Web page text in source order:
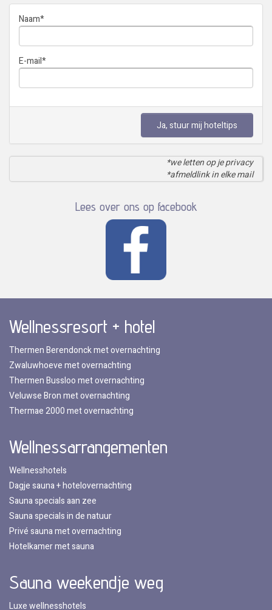
Naam*
E-mail*
Ja, stuur mij hoteltips
*we letten op je privacy
*afmeldlink in elke mail
Lees over ons op facebook
Wellnessresort + hotel
Thermen Berendonck met overnachting
Zwaluwhoeve met overnachting
Thermen Bussloo met overnachting
Veluwse Bron met overnachting
Thermae 2000 met overnachting
Wellnessarrangementen
Wellnesshotels
Dagje sauna + hotelovernachting
Sauna specials aan zee
Sauna specials in de natuur
Privé sauna met overnachting
Hotelkamer met sauna
Sauna weekendje weg
Luxe wellnesshotels